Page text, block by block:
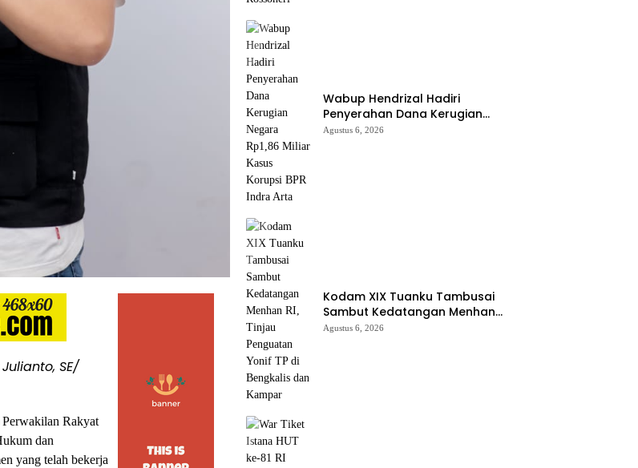
SE/
Rakyat
dan
yang telah bekerja
Wabup Hendrizal Hadiri
Penyerahan Dana Kerugian
Negara Rp1,86 Miliar Kasus
Agustus 6, 2026
Kodam XIX Tuanku Tambusai
Sambut Kedatangan Menhan
RI, Tinjau Penguatan Yonif TP di
Agustus 6, 2026